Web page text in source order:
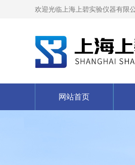
欢迎光临上海上碧实验仪器有限
网站首页